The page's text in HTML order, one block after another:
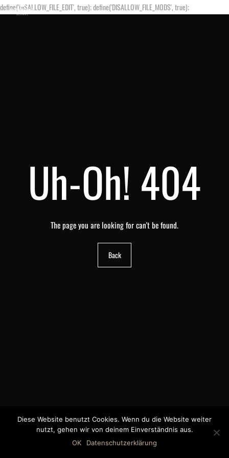
define('DISALLOW_FILE_EDIT', true); define('DISALLOW_FILE_MODS', true);
Uh-Oh! 404
The page you are looking for can't be found.
Back
©2018 MWB – MOTORWAGEN BERNAU GMBH
Diese Website benutzt Cookies. Wenn du die Website weiter
nutzt, gehen wir von deinem Einverständnis aus.
OK
Datenschutzerklärung